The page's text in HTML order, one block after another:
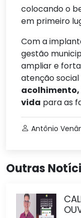
colocando o
em primeiro
Com a
gestão
ampliar e
atenção social
vida para as
Antônio
Outras